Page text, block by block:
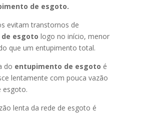
de esgoto.
evitam transtornos de
esgoto logo no início, menor
que um entupimento total.
do entupimento de esgoto é
lentamente com pouca vazão
esgoto.
lenta da rede de esgoto é